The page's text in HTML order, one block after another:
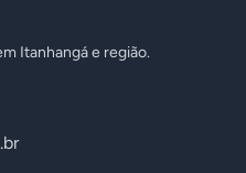
Itanhangá e região.